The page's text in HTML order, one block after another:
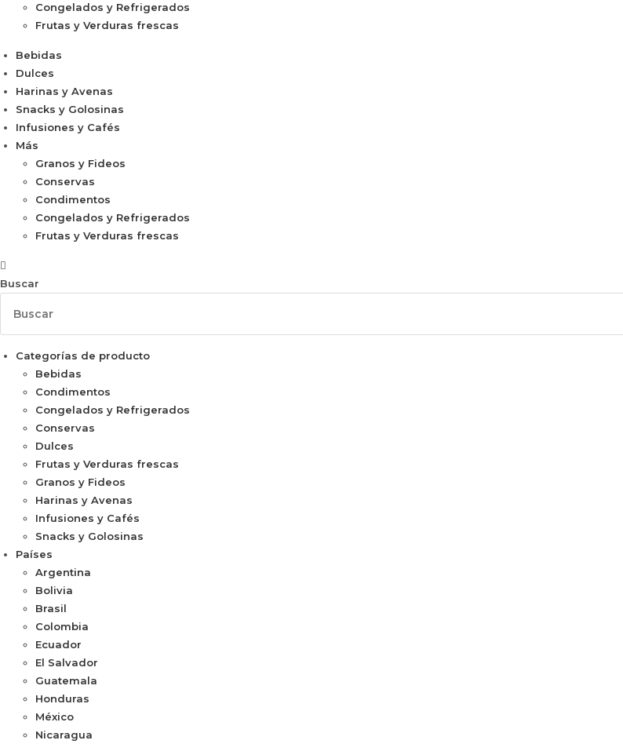
Congelados y Refrigerados
Frutas y Verduras frescas
Bebidas
Dulces
Harinas y Avenas
Snacks y Golosinas
Infusiones y Cafés
Más
Granos y Fideos
Conservas
Condimentos
Congelados y Refrigerados
Frutas y Verduras frescas
Buscar
Categorías de producto
Bebidas
Condimentos
Congelados y Refrigerados
Conservas
Dulces
Frutas y Verduras frescas
Granos y Fideos
Harinas y Avenas
Infusiones y Cafés
Snacks y Golosinas
Países
Argentina
Bolivia
Brasil
Colombia
Ecuador
El Salvador
Guatemala
Honduras
México
Nicaragua